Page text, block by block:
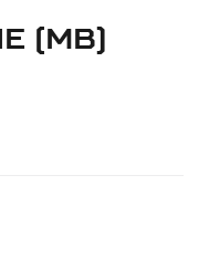
(МВ)